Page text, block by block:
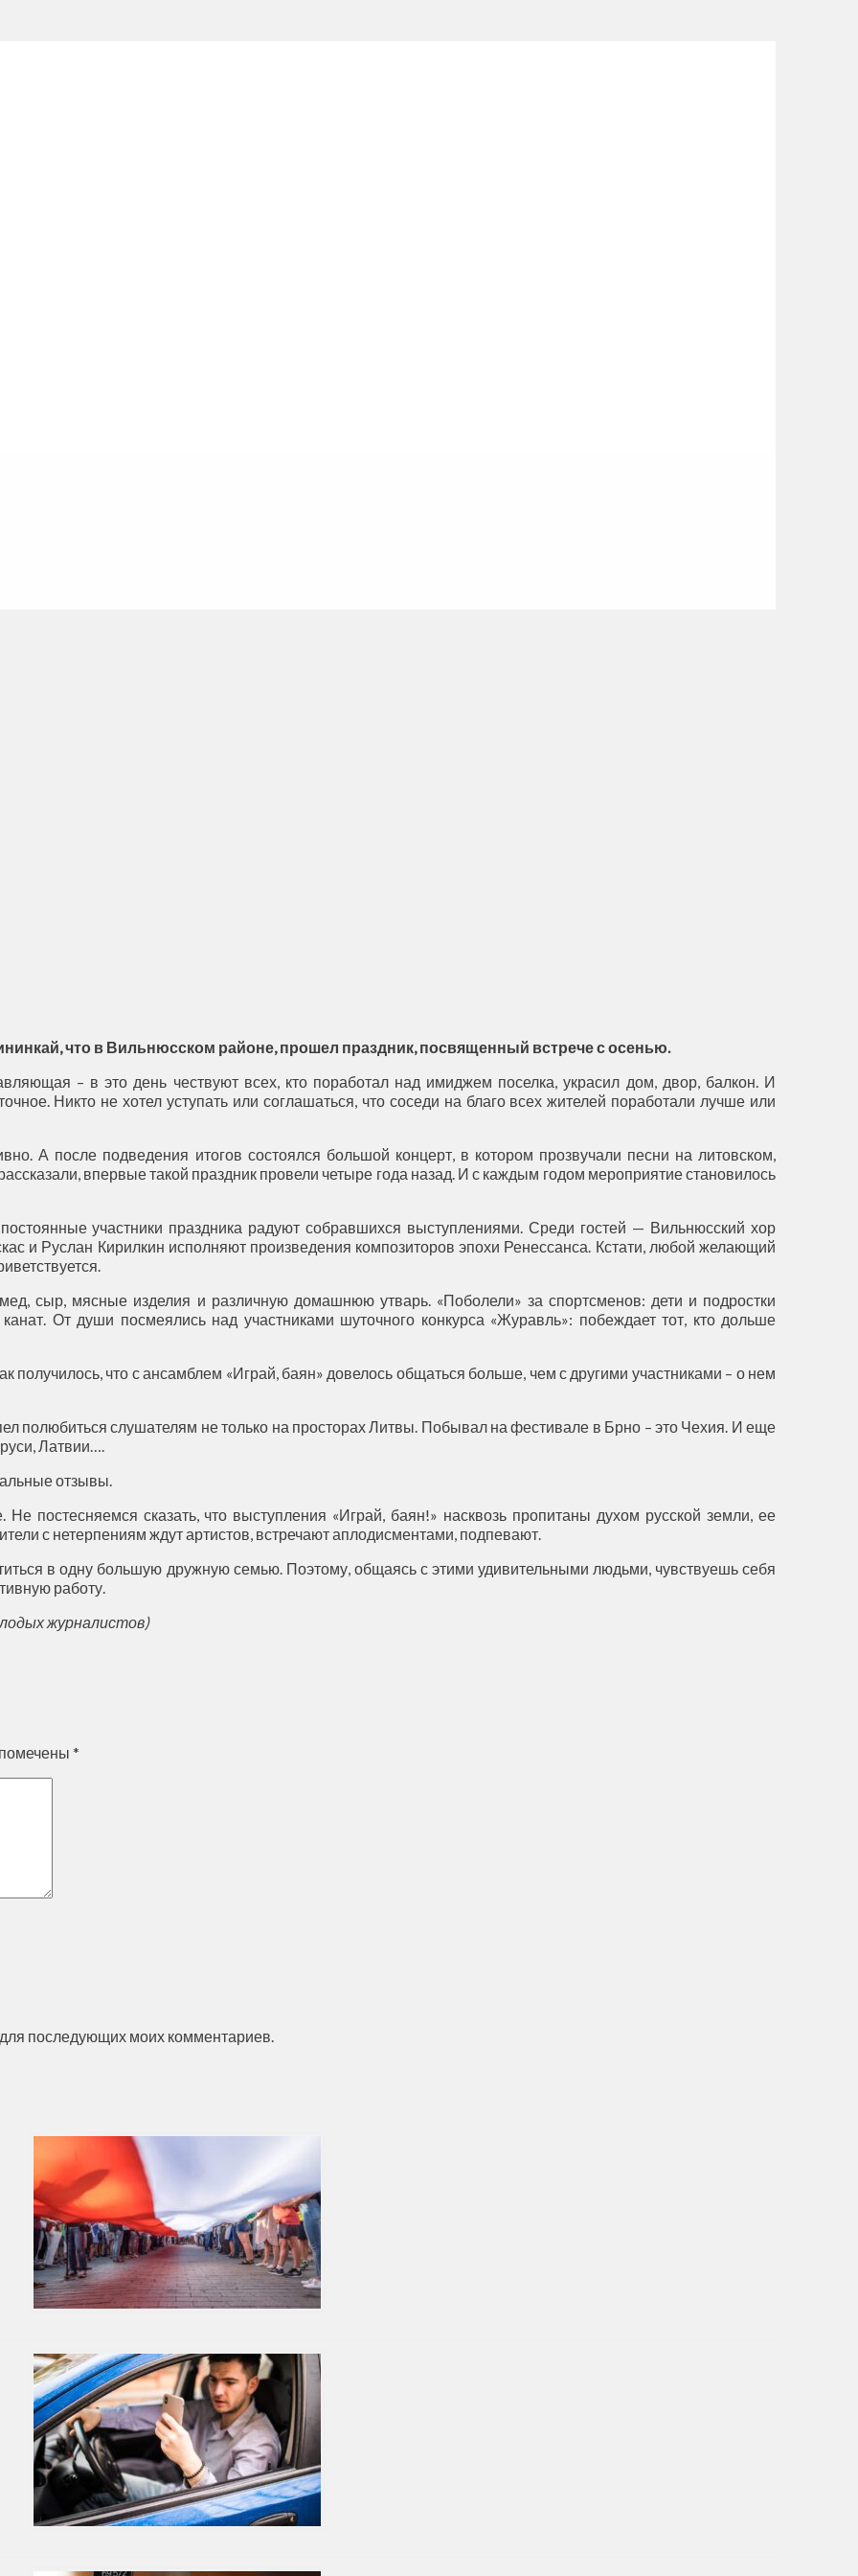
что в Вильнюсском районе, прошел праздник, посвященный встрече с осенью.
– в это день чествуют всех, кто поработал над имиджем поселка, украсил дом, двор, балкон. И
Никто не хотел уступать или соглашаться, что соседи на благо всех жителей поработали лучше или
А после подведения итогов состоялся большой концерт, в котором прозвучали песни на литовском,
впервые такой праздник провели четыре года назад. И с каждым годом мероприятие становилось
участники праздника радуют собравшихся выступлениями. Среди гостей — Вильнюсский хор
и Руслан Кирилкин исполняют произведения композиторов эпохи Ренессанса. Кстати, любой желающий
сыр, мясные изделия и различную домашнюю утварь. «Поболели» за спортсменов: дети и подростки
От души посмеялись над участниками шуточного конкурса «Журавль»: побеждает тот, кто дольше
получилось, что с ансамблем «Играй, баян» довелось общаться больше, чем с другими участниками – о нем
полюбиться слушателям не только на просторах Литвы. Побывал на фестивале в Брно – это Чехия. И еще
Латвии….
отзывы.
постесняемся сказать, что выступления «Играй, баян!» насквозь пропитаны духом русской земли, ее
с нетерпениям ждут артистов, встречают аплодисментами, подпевают.
в одну большую дружную семью. Поэтому, общаясь с этими удивительными людьми, чувствуешь себя
работу.
журналистов)
*
последующих моих комментариев.